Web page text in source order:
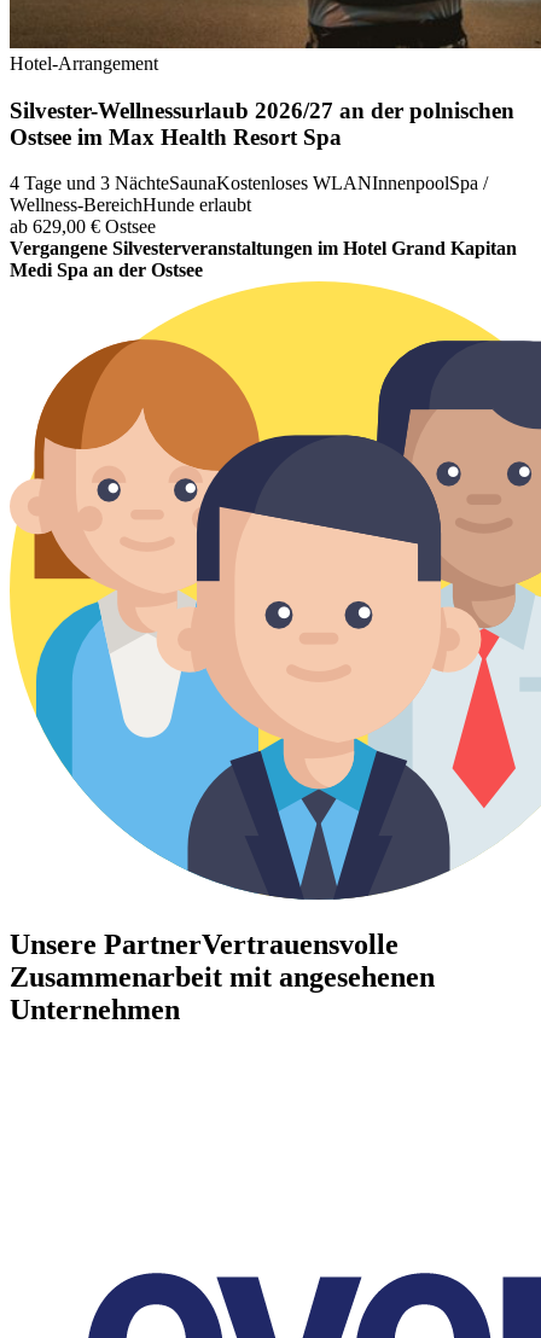
Hotel-Arrangement
Silvester-Wellnessurlaub 2026/27 an der polnischen
Ostsee im Max Health Resort Spa
4 Tage und 3 NächteSaunaKostenloses WLANInnenpoolSpa /
Wellness-BereichHunde erlaubt
ab 629,00 € Ostsee
Vergangene Silvesterveranstaltungen im Hotel Grand Kapitan
Medi Spa an der Ostsee
Unsere PartnerVertrauensvolle
Zusammenarbeit mit angesehenen
Unternehmen